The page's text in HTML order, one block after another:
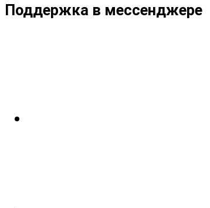
Поддержка в мессенджере